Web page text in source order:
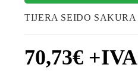
TIJERA SEIDO SAKURA
70,73€ +IVA